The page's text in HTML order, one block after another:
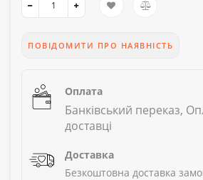
ПОВІДОМИТИ ПРО НАЯВНІСТЬ
Оплата
Банківський переказ,
доставці
Доставка
Безкоштовна доставка